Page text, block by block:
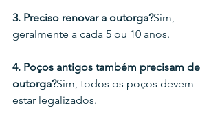
3. Preciso renovar a outorga?Sim,
geralmente a cada 5 ou 10 anos.
4. Poços antigos também precisam de
outorga?Sim, todos os poços devem
estar legalizados.